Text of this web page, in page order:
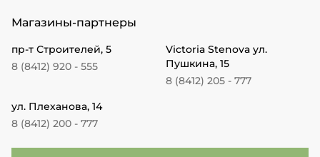
Магазины-партнеры
пр-т Строителей, 5
8 (8412) 920 - 555
Victoria Stenova ул.
Пушкина, 15
8 (8412) 205 - 777
ул. Плеханова, 14
8 (8412) 200 - 777